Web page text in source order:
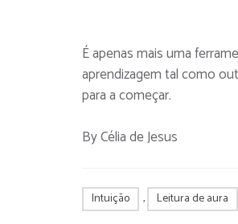
É apenas mais uma
aprendizagem tal como
para a começar.
By Célia de Jesus
Intuição , Leitura de aura